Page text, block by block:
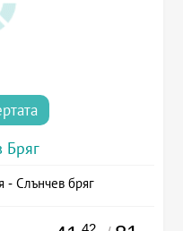
Бряг
- Слънчев бряг